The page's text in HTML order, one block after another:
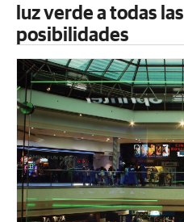
luz verde a todas las
posibilidades